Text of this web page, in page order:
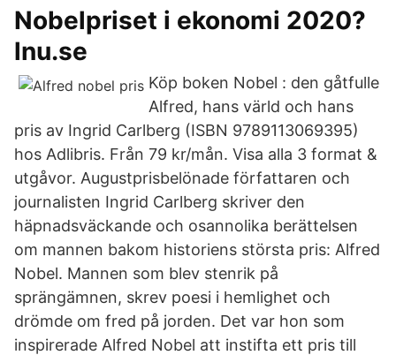
Nobelpriset i ekonomi 2020?
lnu.se
Köp boken Nobel : den gåtfulle
Alfred, hans värld och hans
pris av Ingrid Carlberg (ISBN 9789113069395)
hos Adlibris. Från 79 kr/mån. Visa alla 3 format &
utgåvor. Augustprisbelönade författaren och
journalisten Ingrid Carlberg skriver den
häpnadsväckande och osannolika berättelsen
om mannen bakom historiens största pris: Alfred
Nobel. Mannen som blev stenrik på
sprängämnen, skrev poesi i hemlighet och
drömde om fred på jorden. Det var hon som
inspirerade Alfred Nobel att instifta ett pris till